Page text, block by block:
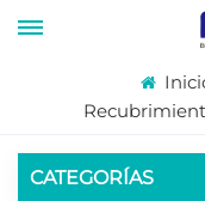
CATEGORÍAS